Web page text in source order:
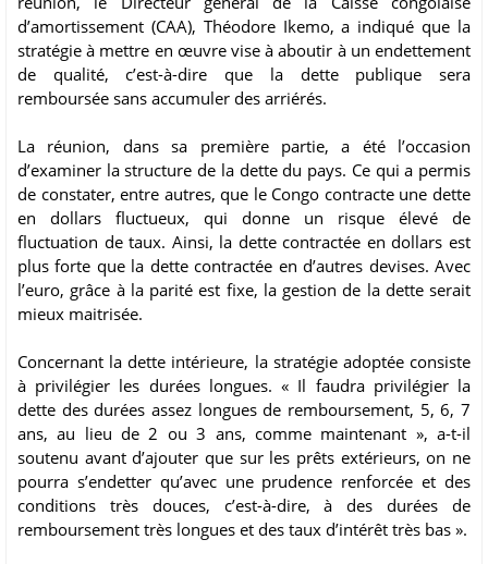
d’amortissement (CAA), Théodore Ikemo, a indiqué que la
stratégie à mettre en œuvre vise à aboutir à un endettement
de qualité, c’est-à-dire que la dette publique sera
remboursée sans accumuler des arriérés.
La réunion, dans sa première partie, a été l’occasion
d’examiner la structure de la dette du pays. Ce qui a permis
de constater, entre autres, que le Congo contracte une dette
en dollars fluctueux, qui donne un risque élevé de
fluctuation de taux. Ainsi, la dette contractée en dollars est
plus forte que la dette contractée en d’autres devises. Avec
l’euro, grâce à la parité est fixe, la gestion de la dette serait
mieux maitrisée.
Concernant la dette intérieure, la stratégie adoptée consiste
à privilégier les durées longues. « Il faudra privilégier la
dette des durées assez longues de remboursement, 5, 6, 7
ans, au lieu de 2 ou 3 ans, comme maintenant », a-t-il
soutenu avant d’ajouter que sur les prêts extérieurs, on ne
pourra s’endetter qu’avec une prudence renforcée et des
conditions très douces, c’est-à-dire, à des durées de
remboursement très longues et des taux d’intérêt très bas ».